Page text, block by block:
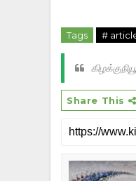
Tags #
Share This